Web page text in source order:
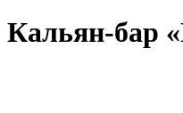
Кальян-бар